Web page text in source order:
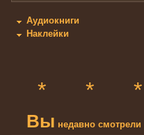
Аудиокниги
Наклейки
* * *
Вы недавно смотрели